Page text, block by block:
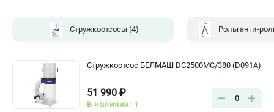
Стружкоотсосы (4) Рольганги-
Стружкоотсос БЕЛМАШ DC2500MC/380 (D091A)
51 990 ₽
В наличии: 1
0